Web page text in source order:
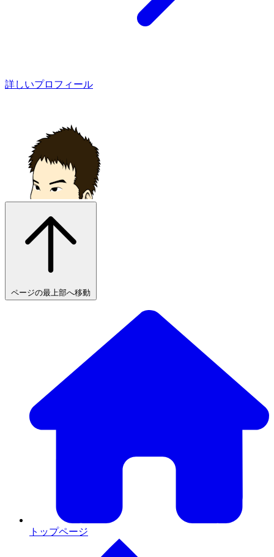
詳しいプロフィール
ページの最上部へ移動
トップページ